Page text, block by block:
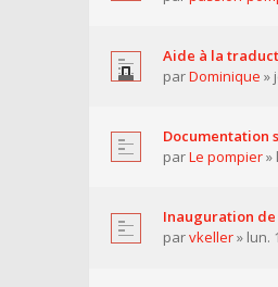
Aide à la
parDominique »
Documentation
parLe pompier»
Inauguration de
parvkeller» lun.